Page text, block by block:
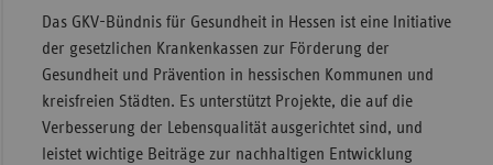
Das GKV-Bündnis für Gesundheit in Hessen ist eine Initiative
der gesetzlichen Krankenkassen zur Förderung der
Gesundheit und Prävention in hessischen Kommunen und
kreisfreien Städten. Es unterstützt Projekte, die auf die
Verbesserung der Lebensqualität ausgerichtet sind, und
leistet wichtige Beiträge zur nachhaltigen Entwicklung